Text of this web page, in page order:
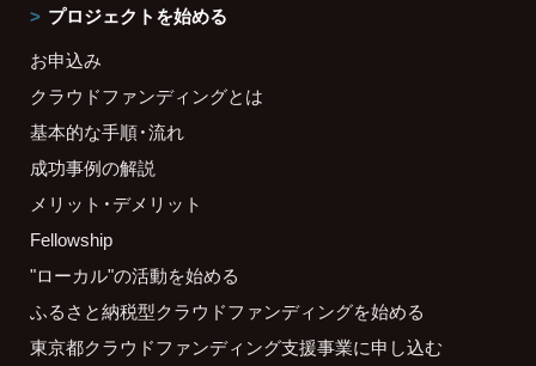
プロジェクトを始める
お申込み
クラウドファンディングとは
基本的な手順・流れ
成功事例の解説
メリット・デメリット
Fellowship
"ローカル"の活動を始める
ふるさと納税型クラウドファンディングを始める
東京都クラウドファンディング支援事業に申し込む